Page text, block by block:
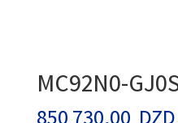
MC92N0-
850 730,00 DZD